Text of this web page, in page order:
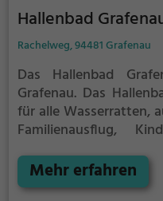
Hallenbad
Rachelweg, 94481 Grafenau
Das Hallenbad
Grafenau. Das
für alle Wasserratten,
Familienausflug,
kommt jeder auf seine
Mehr erfahren